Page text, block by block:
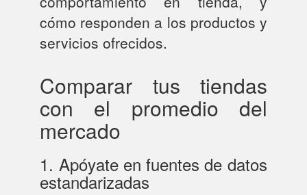
cómo responden a los productos y
servicios ofrecidos.
Comparar tus tiendas
con el promedio del
mercado
1. Apóyate en fuentes de datos
estandarizadas